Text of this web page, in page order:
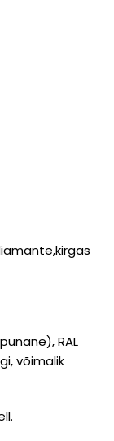
RAL
võimalik